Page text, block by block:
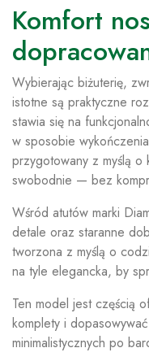
Komfort
Wybierając biżuterię,
istotne są praktyczne
stawia się na
w sposobie
przygotowany z myślą
swobodnie — bez
Wśród atutów marki
detale oraz staranne
tworzona z myślą o
na tyle elegancka, by
Ten model jest częścią
komplety i
minimalistycznych po